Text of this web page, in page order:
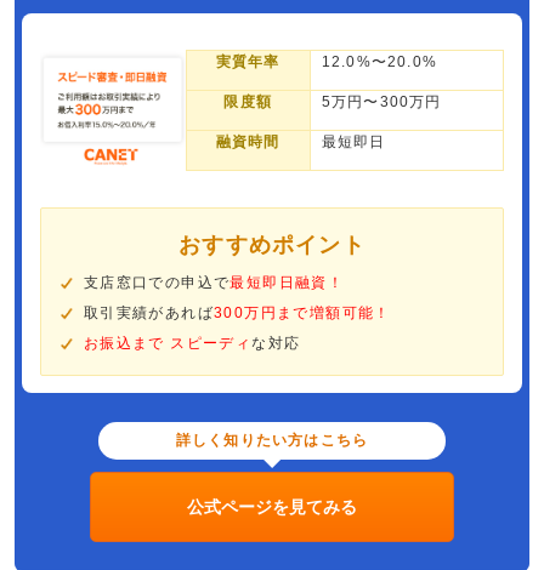
実質年率 12.0%〜20.0%
限度額 5万円〜300万円
融資時間 最短即日
おすすめポイント
支店窓口での申込で最短即日融資！
取引実績があれば300万円まで増額可能！
お振込まで スピーディな対応
詳しく知りたい方はこちら
公式ページを見てみる